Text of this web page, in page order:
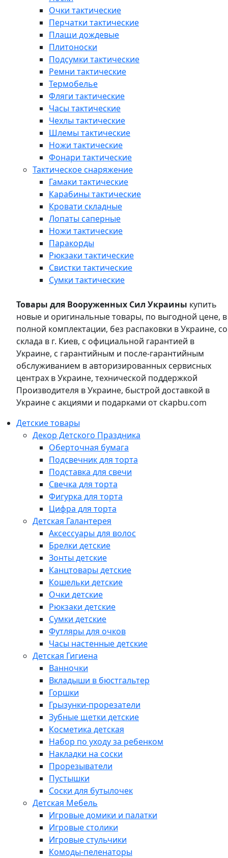
Очки тактические
Перчатки тактические
Плащи дождевые
Плитоноски
Подсумки тактические
Ремни тактические
Термобелье
Фляги тактические
Часы тактические
Чехлы тактические
Шлемы тактические
Ножи тактические
Фонари тактические
Тактическое снаряжение
Гамаки тактические
Карабины тактические
Кровати складные
Лопаты саперные
Ножи тактические
Паракорды
Рюкзаки тактические
Свистки тактические
Сумки тактические
Товары для Вооруженных Сил Украины купить
новые и оригинальные товары, по выгодной цене, в
полной комплектации, без распаковки в Украине, со
склада в г. Киев, с официальной гарантией в
Украине, с гарантийным и после-гарантийным
обслуживанием в авторизированных сервисных
центрах в Украине, технической поддержкой
Производителя в Украине, быстрой доставкой в
Украине с акциями и подарками от ckapbu.com
Детские товары
Декор Детского Праздника
Оберточная бумага
Подсвечник для торта
Подставка для свечи
Свечка для торта
Фигурка для торта
Цифра для торта
Детская Галантерея
Аксессуары для волос
Брелки детские
Зонты детские
Канцтовары детские
Кошельки детские
Очки детские
Рюкзаки детские
Сумки детские
Футляры для очков
Часы настенные детские
Детская Гигиена
Ванночки
Вкладыши в бюстгальтер
Горшки
Грызунки-прорезатели
Зубные щетки детские
Косметика детская
Набор по уходу за ребенком
Накладки на соски
Прорезыватели
Пустышки
Соски для бутылочек
Детская Мебель
Игровые домики и палатки
Игровые столики
Игровые стульчики
Комоды-пеленаторы